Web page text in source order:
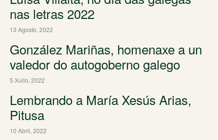
nas letras 2022
13 Agosto, 2022
González Mariñas, homenaxe a un
valedor do autogoberno galego
5 Xullo, 2022
Lembrando a María Xesús Arias,
Pitusa
10 Abril, 2022